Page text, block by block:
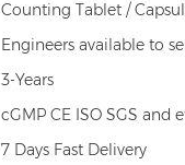
Counting Tablet /
Engineers available to
3-Years
cGMP CE ISO SGS and
7 Days Fast Delivery